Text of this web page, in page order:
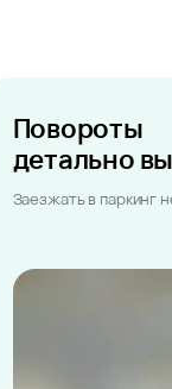
Повороты
детально
Заезжать в паркинг